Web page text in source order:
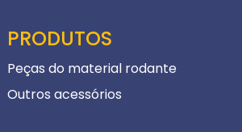
PRODUTOS
Peças do material rodante
Outros acessórios